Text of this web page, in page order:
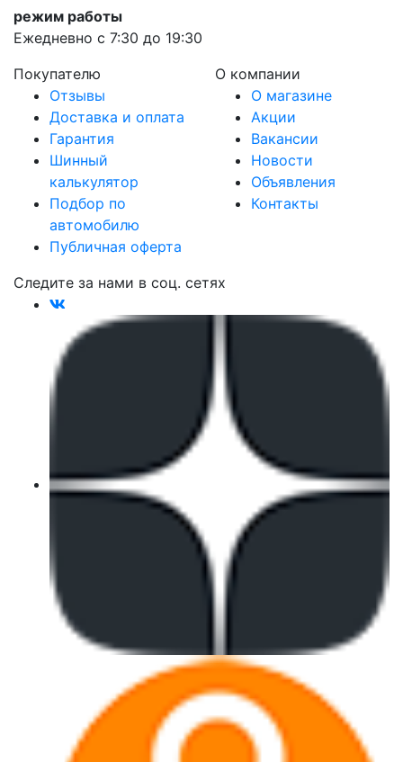
режим работы
Ежедневно с 7:30 до 19:30
Покупателю
Отзывы
Доставка и оплата
Гарантия
Шинный
калькулятор
Подбор по
автомобилю
Публичная оферта
О компании
О магазине
Акции
Вакансии
Новости
Объявления
Контакты
Следите за нами в соц. сетях